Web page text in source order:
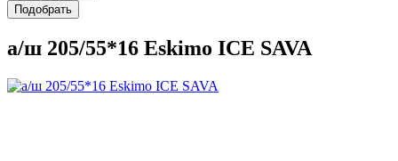
Подобрать
а/ш 205/55*16 Eskimo ICE SAVA